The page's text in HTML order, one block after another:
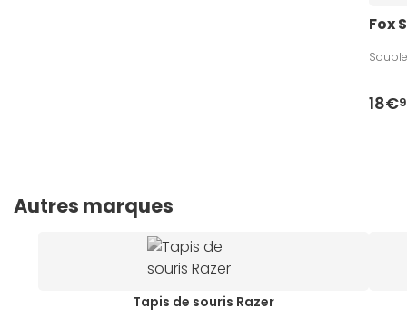
Fox
18€
Autres marques
Tapis de souris Razer